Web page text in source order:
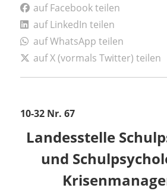
auf Facebook teilen
auf LinkedIn teilen
auf WhatsApp teilen
auf X (vormals Twitter) teilen
10-32 Nr. 67
Landesstelle
und